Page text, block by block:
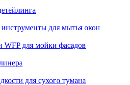
для мытья окон
WFP для мойки фасадов
для сухого тумана